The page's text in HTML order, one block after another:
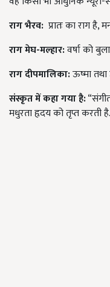
राग भैरव: प्रातः का राग है,
राग मेघ-मल्हार:वर्षा को
राग दीपमालिका:ऊष्मा
संस्कृत में कहा गया है:
मधुरता हृदय को तृप्त करती है.